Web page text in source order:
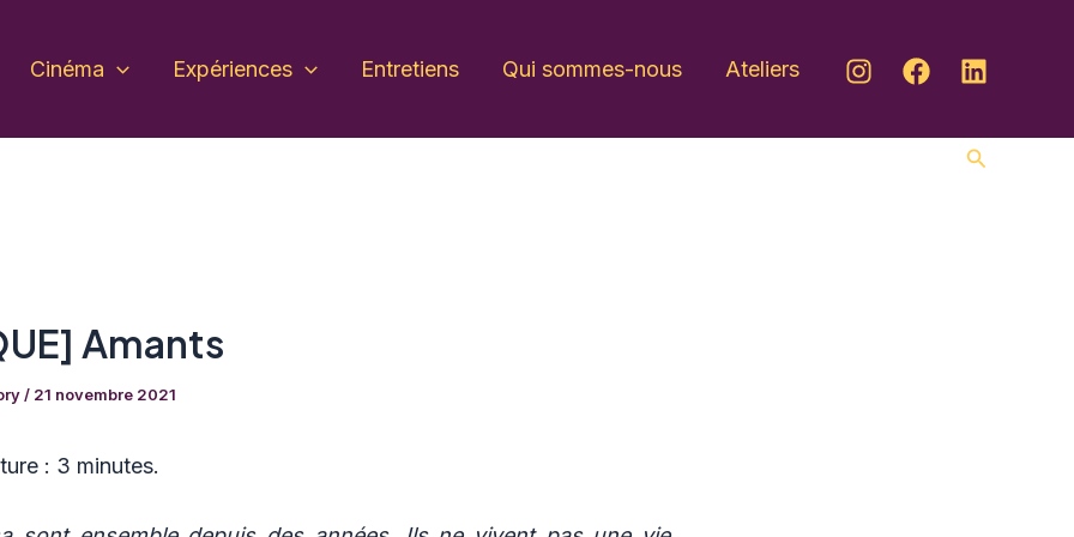
Cinéma Expériences Entretiens Qui sommes-nous Ateliers
Amants
/ 21 novembre 2021
: 3 minutes.